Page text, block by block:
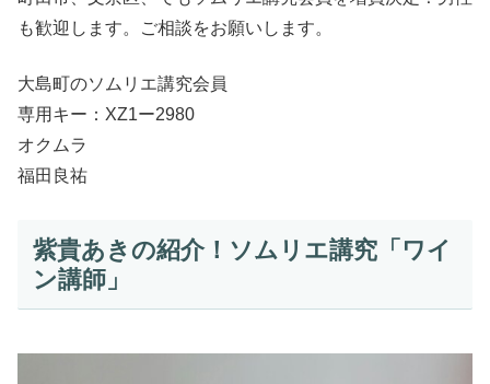
も歓迎します。ご相談をお願いします。
大島町のソムリエ講究会員
専用キー：XZ1ー2980
オクムラ
福田良祐
紫貴あきの紹介！ソムリエ講究「ワイ
ン講師」